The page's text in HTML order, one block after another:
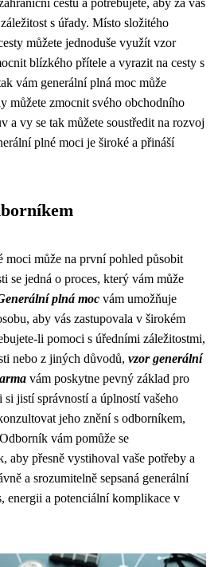
cestu a potřebujete, aby za vás
s úřady. Místo složitého
můžete jednoduše využít vzor
blízkého přítele a vyrazit na cesty s
vám generální plná moc může
můžete zmocnit svého obchodního
a vy se tak můžete soustředit na rozvoj
plné moci je široké a přináší
moci může na první pohled působit
se jedná o proces, který vám může
plná moc vám umožňuje
aby vás zastupovala v širokém
li pomoci s úředními záležitostmi,
nebo z jiných důvodů, vzor generální
vám poskytne pevný základ pro
jistí správností a úplností vašeho
jeho znění s odborníkem,
vám pomůže se
aby přesně vystihoval vaše potřeby a
a srozumitelně sepsaná generální
energii a potenciální komplikace v